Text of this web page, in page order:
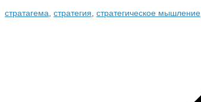
стратагема стратегия стратегическое мышление